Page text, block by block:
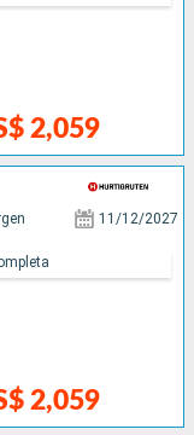
2,059
11/12/2027
2,059